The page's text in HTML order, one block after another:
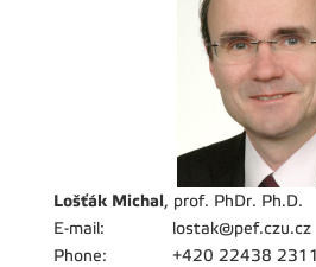
Lošťák Michal, prof. PhDr. Ph.D.
E-mail:
lostak@pef.czu.cz
Phone:
+420 22438 2311